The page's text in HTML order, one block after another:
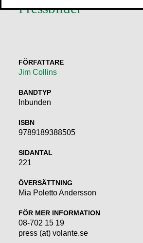
Pressbilder
FÖRFATTARE
Jim Collins
BANDTYP
Inbunden
ISBN
9789189388505
SIDANTAL
221
ÖVERSÄTTNING
Mia Poletto Andersson
FÖR MER INFORMATION
08-702 15 19
press (at) volante.se